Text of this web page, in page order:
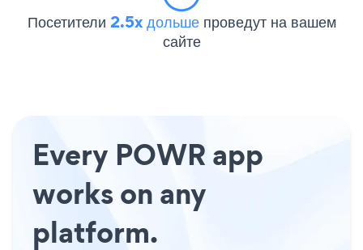
Посетители 2.5x дольше проведут на вашем
сайте
Every POWR app
works on any
platform.